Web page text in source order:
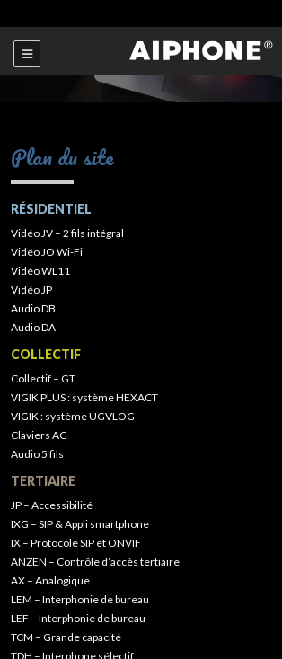
Plan du site
RÉSIDENTIEL
Vidéo JV – 2 fils intégral
Vidéo JO Wi-Fi
Vidéo WL11
Vidéo JP
Audio DB
Audio DA
COLLECTIF
Collectif – GT
VIGIK PLUS : système HEXACT
VIGIK : système UGVLOG
Claviers AC
Audio 5 fils
TERTIAIRE
JP – Accessibilité
IXG – SIP & Appli smartphone
IX – Protocole SIP et ONVIF
ANZEN – Contrôle d’accès tertiaire
AX – Analogique
LEM – Interphonie de bureau
LEF – Interphonie de bureau
TCM – Grande capacité
TDH – Interphone sélectif